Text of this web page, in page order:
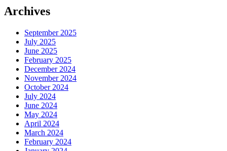
Archives
September 2025
July 2025
June 2025
February 2025
December 2024
November 2024
October 2024
July 2024
June 2024
May 2024
April 2024
March 2024
February 2024